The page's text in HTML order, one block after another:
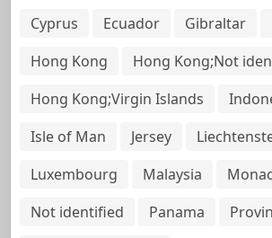
Cyprus
Ecuador Gibraltar
Hong Kong
Hong Kong;Not
Hong Kong;Virgin Islands
Isle of Man
Jersey
Luxembourg
Malaysia
Not identified
Panama